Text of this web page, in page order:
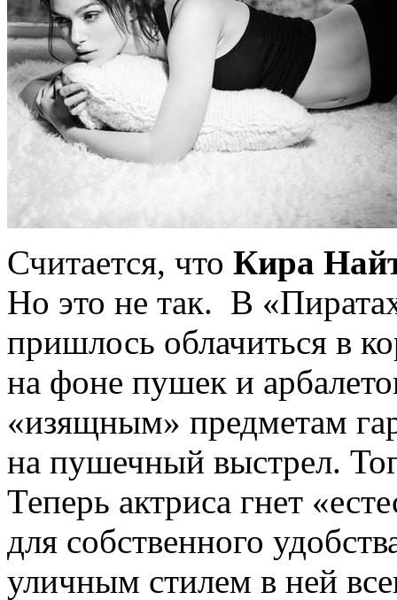
Считается, что Кира
Но это не так. В
пришлось облачиться в
на фоне пушек и
«изящным» предметам
на пушечный выстрел.
Теперь актриса гнет
для собственного
уличным стилем в ней